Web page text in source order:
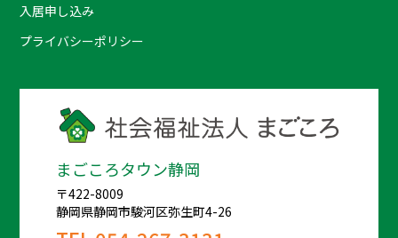
入居申し込み
プライバシーポリシー
まごころタウン静岡
〒422-8009
静岡県静岡市駿河区弥生町4-26